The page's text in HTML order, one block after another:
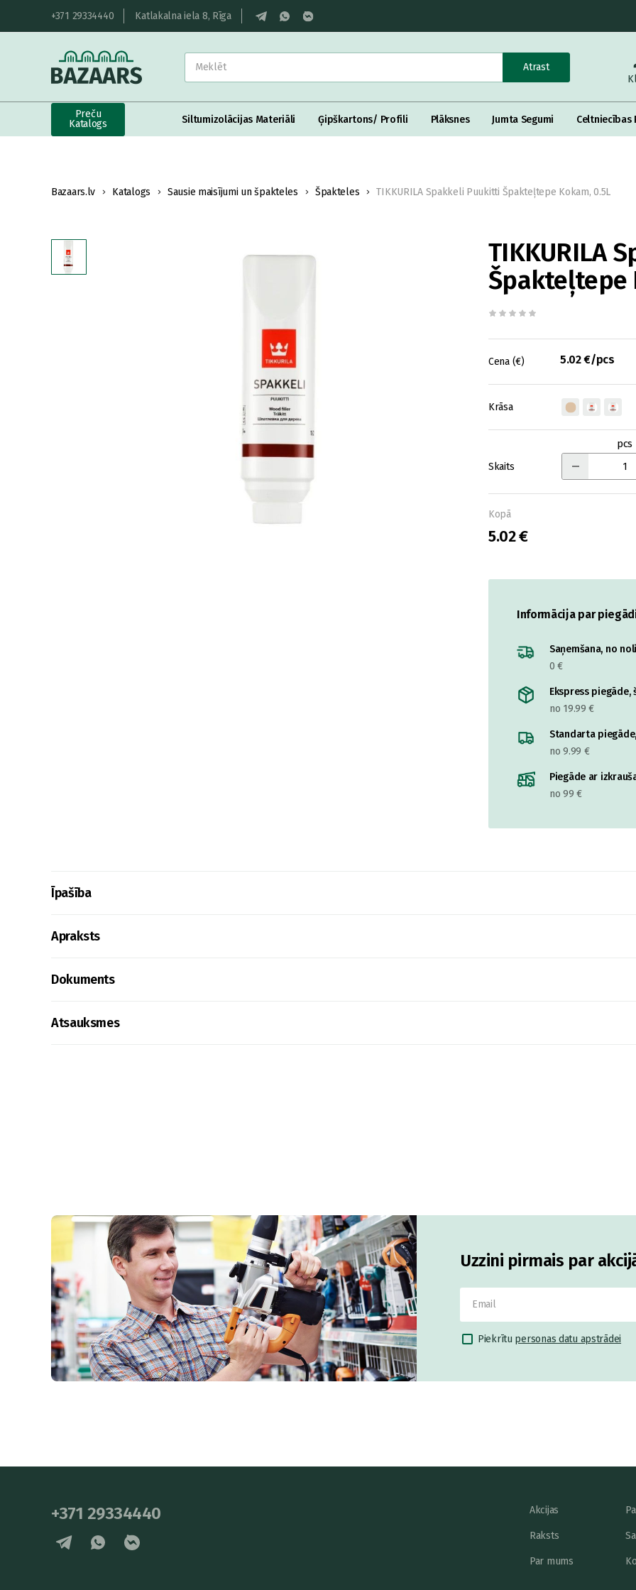
+371 29334440 Katlakalna iela 8, Rīga
Atrast
Preču
Katalogs
Siltumizolācijas Materiāli Ģipškartons/ Profili Plāksnes Jumta Segumi Celtniecības
Bazaars.lv Katalogs Sausie maisījumi un špakteles Špakteles TIKKURILA Spakkeli Puukitti Špakteļtepe Kokam, 0.5L
TIKKURILA
Špakteļtepe
Cena (€) 5.02 €/pcs
Krāsa
Skaits
pcs
Kopā
5.02 €
Informācija par
Saņemšana, no
0 €
Ekspress
no 19.99 €
Standarta
no 9.99 €
Piegāde ar
no 99 €
Īpašība
Apraksts
Dokuments
Atsauksmes
Uzzini pirmais par
Piekrītu personas datu apstrādei
+371 29334440 Akcijas
Raksts
Par mums